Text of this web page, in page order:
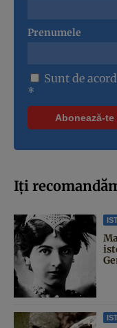
Prenumele
Sunt de
*
Iți